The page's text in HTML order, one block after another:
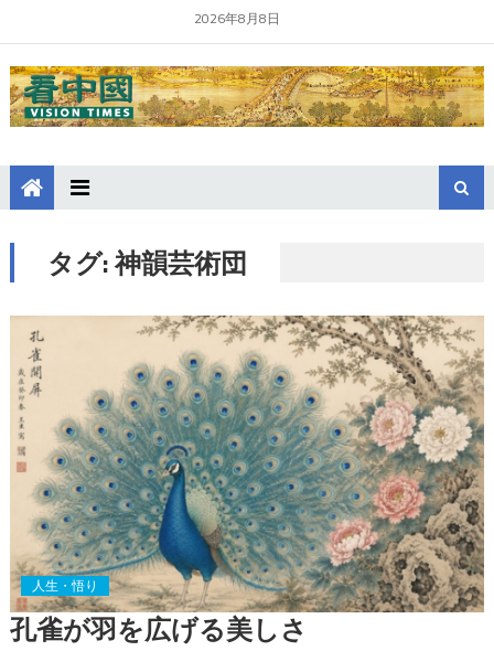
2026年8月8日
タグ:神韻芸術団
人生・悟り
孔雀が羽を広げる美しさ